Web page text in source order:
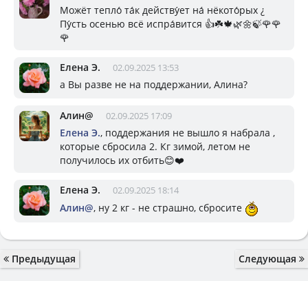
Можёт тепло́ та́к действу́ет на́ нёкото́рых ¿
Пу́сть осенью всё испра́вится 👍☘️🍁🌿🌼🍃🌹🌹
🌹
Елена Э. 02.09.2025 13:53
а Вы разве не на поддержании, Алина?
Алин@ 02.09.2025 17:09
Елена Э., поддержания не вышло я набрала ,
которые сбросила 2. Кг зимой, летом не
получилось их отбить😊❤️
Елена Э. 02.09.2025 18:14
Алин@, ну 2 кг - не страшно, сбросите
Предыдущая Следующая